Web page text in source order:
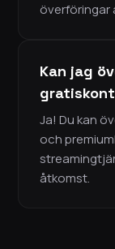
överföringar
Kan jag
Ja! Du kan
och
åtkomst.